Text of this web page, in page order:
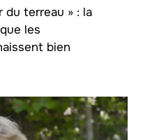
du terreau » : la
les
bien